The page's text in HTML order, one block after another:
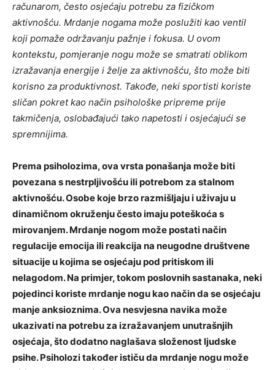
računarom, često osjećaju potrebu za fizičkom
aktivnošću. Mrdanje nogama može poslužiti kao ventil
koji pomaže održavanju pažnje i fokusa. U ovom
kontekstu, pomjeranje nogu može se smatrati oblikom
izražavanja energije i želje za aktivnošću, što može biti
korisno za produktivnost. Takođe, neki sportisti koriste
sličan pokret kao način psihološke pripreme prije
takmičenja, oslobađajući tako napetosti i osjećajući se
spremnijima.
Prema psiholozima, ova vrsta ponašanja može biti
povezana s nestrpljivošću ili potrebom za stalnom
aktivnošću. Osobe koje brzo razmišljaju i uživaju u
dinamičnom okruženju često imaju poteškoća s
mirovanjem. Mrdanje nogom može postati način
regulacije emocija ili reakcija na neugodne društvene
situacije u kojima se osjećaju pod pritiskom ili
nelagodom.Na primjer, tokom poslovnih sastanaka, neki
pojedinci koriste mrdanje nogu kao način da se osjećaju
manje anksioznima. Ova nesvjesna navika može
ukazivati na potrebu za izražavanjem unutrašnjih
osjećaja, što dodatno naglašava složenost ljudske
psihe.Psiholozi također ističu da mrdanje nogu može